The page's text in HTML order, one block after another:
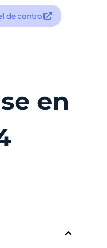
de control
en